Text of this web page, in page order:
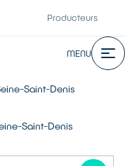
Producteurs
MENU
Saint-Denis
Saint-Denis